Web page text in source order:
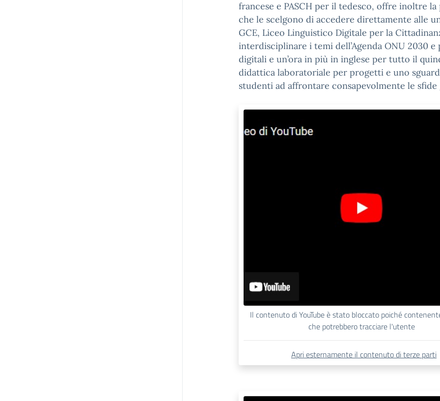
francese e PASCH per il tedesco, offre inoltre
che le scelgono di accedere direttamente alle
GCE, Liceo Linguistico Digitale per la
interdisciplinare i temi dell’Agenda ONU 2030
digitali e un’ora in più in inglese per tutto il
didattica laboratoriale per progetti e uno
studenti ad affrontare consapevolmente le
Il contenuto di YouTube è stato bloccato poiché
che potrebbero tracciare l'utente
Apri esternamente il contenuto di terze parti